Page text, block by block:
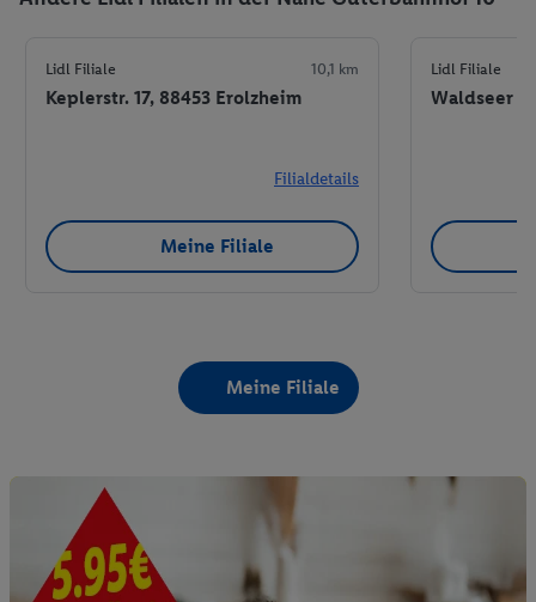
Lidl Filiale 10,1 km
Keplerstr. 17, 88453 Erolzheim
Filialdetails
Meine Filiale
Lidl Filiale
Waldseer
Meine Filiale